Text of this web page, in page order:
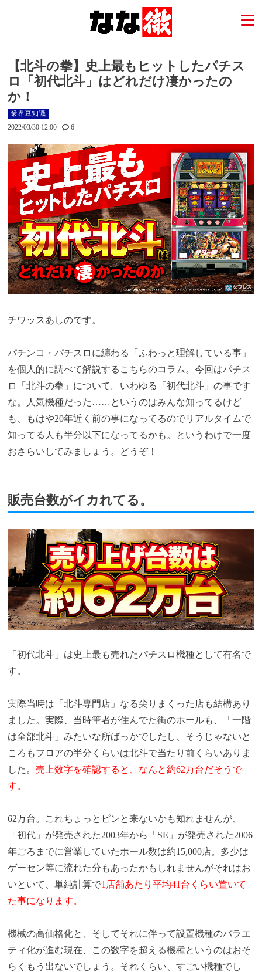
【北斗の拳】史上最もヒットしたパチス
ロ「初代北斗」はどれだけ凄かったの
か！
業界豆知識
2022/03/30 12:00
6
チワッスあしのです。
パチンコ・パチスロに纏わる「ふわっと理解している事」
を個人的に調べて解説するこちらのコラム。今回はパチス
ロ「北斗の拳」について。いわゆる「初代北斗」の事です
な。人気機種だった……というのはみんな知ってるけど
も、もはや20年近く前の事になってるのでリアルタイムで
知ってる人も半分以下になってるかも。というわけで一度
おさらいしてみましょう。どうぞ！
販売台数がイカれてる。
「初代北斗」は史上最も売れたパチスロ機種として有名で
す。
実際当時は「北斗専門店」なる尖りまくった店も結構あり
ました。実際、当時筆者が住んでた街のホールも、「一階
は全部北斗」みたいな所ばっかでしたし、そうじゃないと
ころもフロアの半分くらいは北斗で当たり前くらいありま
した。売上数字を確認すると、なんと約62万台だそうで
す。
62万台。これちょっとピンと来ないかも知れませんが、
「初代」が発売された2003年から「SE」が発売された2006
年ごろまでに営業していたホール数は約15,000店。多少は
ゲーセン等に流れた分もあったかもしれませんがそれはお
いといて、単純計算で1店舗あたり平均41台くらい置いて
た事になります。
機械の高価格化と、そしてそれに伴って設置機種のバラエ
ティ化が進む現在、この数字を超える機種というのはおそ
らくもう出ないでしょう。それくらい、すごい機種でし